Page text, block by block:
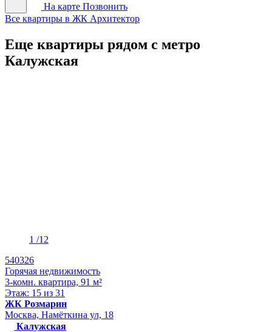
На карте Позвонить
Все квартиры в ЖК Архитектор
Еще квартиры рядом с метро
Калужская
1 /12
540326
Горячая недвижимость
3-комн. квартира, 91 м²
Этаж: 15 из 31
ЖК Розмарин
Москва, Намёткина ул, 18
Калужская